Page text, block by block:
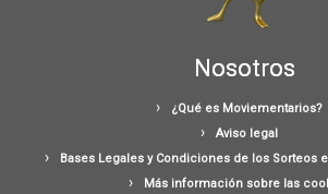
Nosotros
¿Qué es Moviementarios?
Aviso legal
Bases Legales y Condiciones de los Sorteos
Más información sobre las